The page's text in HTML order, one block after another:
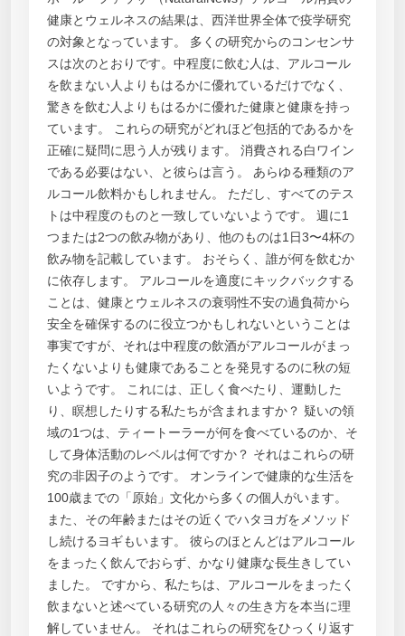
健康とウェルネスの結果は、西洋世界全体で疫学研究
の対象となっています。 多くの研究からのコンセンサ
スは次のとおりです。中程度に飲む人は、アルコール
を飲まない人よりもはるかに優れているだけでなく、
驚きを飲む人よりもはるかに優れた健康と健康を持っ
ています。 これらの研究がどれほど包括的であるかを
正確に疑問に思う人が残ります。 消費される白ワイン
である必要はない、と彼らは言う。 あらゆる種類のア
ルコール飲料かもしれません。 ただし、すべてのテス
トは中程度のものと一致していないようです。 週に1
つまたは2つの飲み物があり、他のものは1日3〜4杯の
飲み物を記載しています。 おそらく、誰が何を飲むか
に依存します。 アルコールを適度にキックバックする
ことは、健康とウェルネスの衰弱性不安の過負荷から
安全を確保するのに役立つかもしれないということは
事実ですが、それは中程度の飲酒がアルコールがまっ
たくないよりも健康であることを発見するのに秋の短
いようです。 これには、正しく食べたり、運動した
り、瞑想したりする私たちが含まれますか？ 疑いの領
域の1つは、ティートーラーが何を食べているのか、そ
して身体活動のレベルは何ですか？ それはこれらの研
究の非因子のようです。 オンラインで健康的な生活を
100歳までの「原始」文化から多くの個人がいます。
また、その年齢またはその近くでハタヨガをメソッド
し続けるヨギもいます。 彼らのほとんどはアルコール
をまったく飲んでおらず、かなり健康な長生きしてい
ました。 ですから、私たちは、アルコールをまったく
飲まないと述べている研究の人々の生き方を本当に理
解していません。 それはこれらの研究をひっくり返す